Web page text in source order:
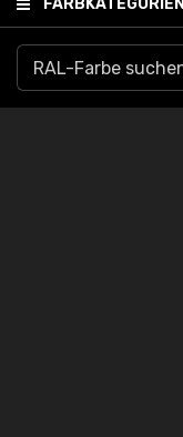
FARBKATEGORIEN